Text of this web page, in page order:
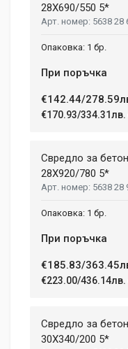
28X690/550 5*
5638 28
1 бр.
При поръчка
€142.44/
€170.93/
Свредло за
28X920/780 5*
5638 28
1 бр.
При поръчка
€185.83/
€223.00/
Свредло за
30X340/200 5*